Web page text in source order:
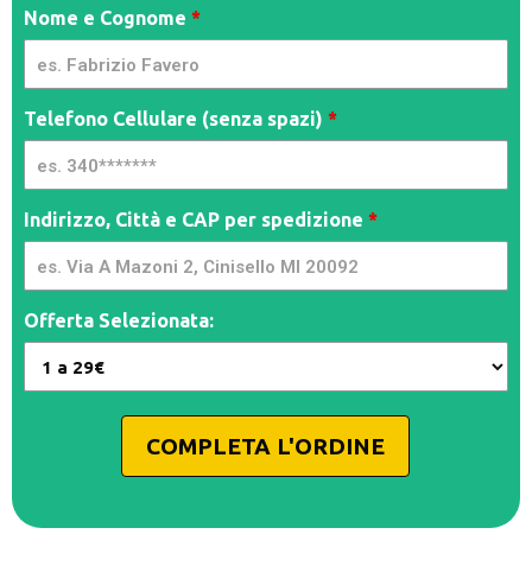
Spy
Cam -
YSIMA
| PP
Nome e Cognome *
Telefono Cellulare (senza spazi) *
Indirizzo, Città e CAP per spedizione *
Offerta Selezionata:
COMPLETA L'ORDINE